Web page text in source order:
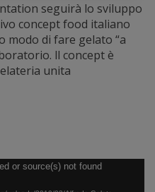
seguirà lo sviluppo
concept food italiano
modo di fare gelato “a
ll concept è
unita
or source(s) not found